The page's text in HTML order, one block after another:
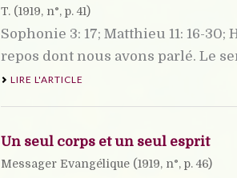
T. (1919, n°, p. 41)
Sophonie 3: 17; Matthieu 11: 16-
repos dont nous avons parlé. Le
LIRE L'ARTICLE
Un seul corps et un seul esprit
Messager Evangélique (1919, n°, p. 46)